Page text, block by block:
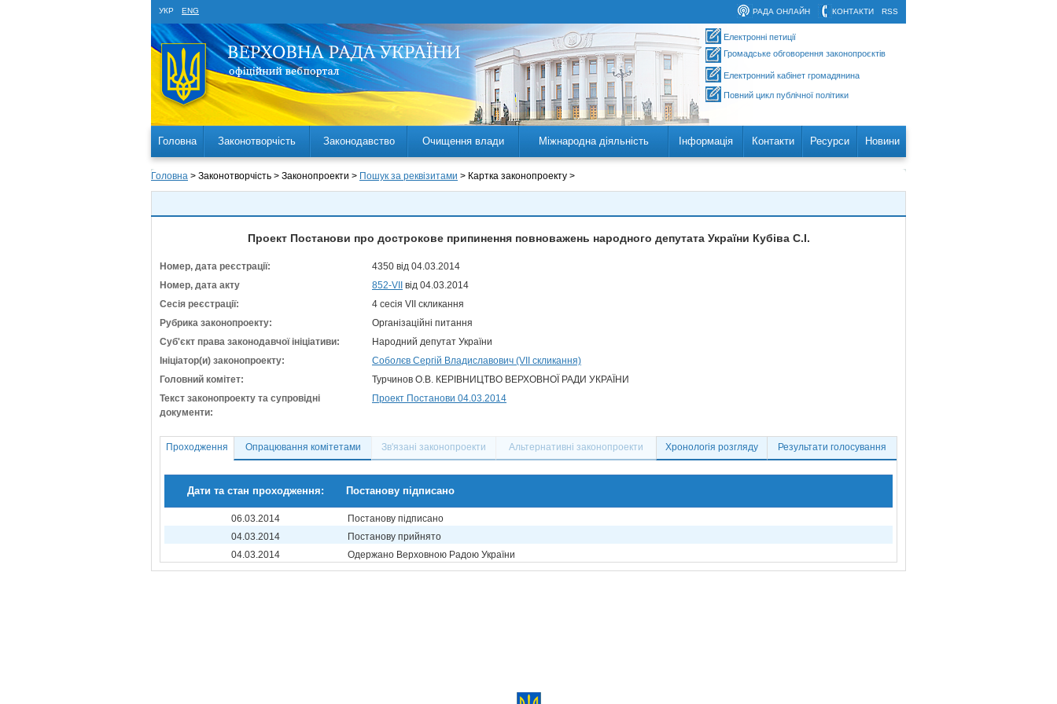
УКР ENG RSS
КОНТАКТИ
РАДА ОНЛАЙН
Електронні петиції
Громадське обговорення законопроєктів
Електронний кабінет громадянина
Повний цикл публічної політики
Головна Законотворчість Законодавство Очищення влади Міжнародна діяльність Інформація Контакти Ресурси Новини
Головна > Законотворчість > Законопроекти > Пошук за реквізитами > Картка законопроекту >
Проект Постанови про дострокове припинення повноважень народного депутата України Кубіва С.І.
Номер, дата реєстрації:
4350 від 04.03.2014
Номер, дата акту
852-VII
від 04.03.2014
Сесія реєстрації:
4 сесія VII скликання
Рубрика законопроекту:
Організаційні питання
Суб'єкт права законодавчої ініціативи:
Народний депутат України
Ініціатор(и) законопроекту:
Соболєв Сергій Владиславович (VII скликання)
Головний комітет:
Турчинов О.В. КЕРІВНИЦТВО ВЕРХОВНОЇ РАДИ УКРАЇНИ
Текст законопроекту та супровідні
документи:
Проект Постанови 04.03.2014
Проходження Опрацювання комітетами Зв'язані законопроекти Альтернативні законопроекти Хронологія розгляду Результати голосування
Дати та стан проходження: Постанову підписано
06.03.2014
Постанову підписано
04.03.2014
Постанову прийнято
04.03.2014
Одержано Верховною Радою України